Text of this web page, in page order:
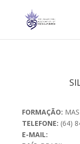
FORMAÇÃO:
TELEFONE: (64)
E-MAIL: